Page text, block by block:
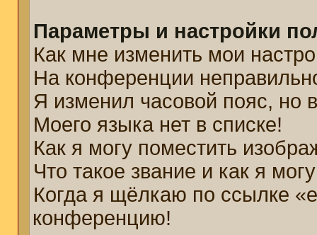
Параметры и настройки
Как мне изменить мои
На конференции
Я изменил часовой пояс, но
Моего языка нет в списке!
Как я могу поместить
Что такое звание и как я
Когда я щёлкаю по ссылке
конференцию!